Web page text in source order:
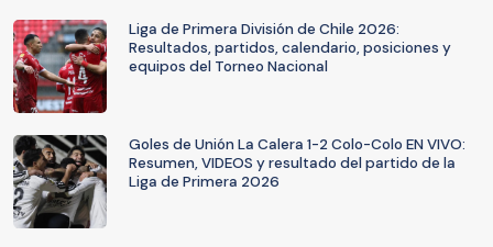
Liga de Primera División de Chile 2026:
Resultados, partidos, calendario, posiciones y
equipos del Torneo Nacional
Goles de Unión La Calera 1-2 Colo-Colo EN VIVO:
Resumen, VIDEOS y resultado del partido de la
Liga de Primera 2026